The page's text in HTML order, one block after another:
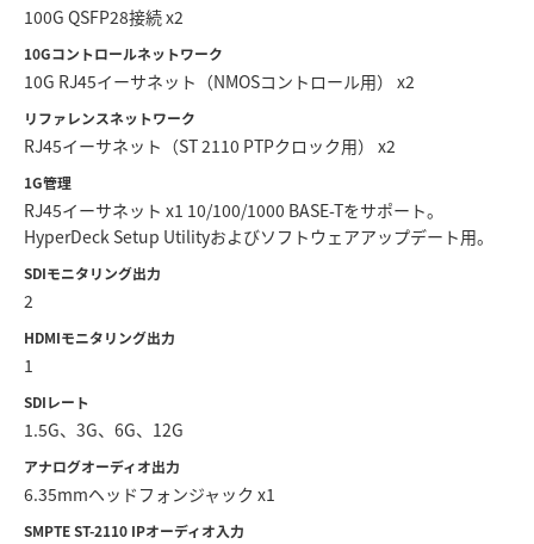
Singapore
South Africa
Spain
Chinese Taipei
Turkey
United Kingdom
United States
100G QSFP28接続 x2
10Gコントロールネットワーク
10G RJ45イーサネット（NMOSコントロール用） x2
リファレンスネットワーク
RJ45イーサネット（ST 2110 PTPクロック用） x2
1G管理
RJ45イーサネット x1 10/100/1000 BASE-Tをサポート。
HyperDeck Setup Utilityおよびソフトウェアアップデート用。
SDIモニタリング出力
2
HDMIモニタリング出力
1
SDIレート
1.5G、3G、6G、12G
アナログオーディオ出力
6.35mmヘッドフォンジャック x1
SMPTE ST-2110 IPオーディオ入力